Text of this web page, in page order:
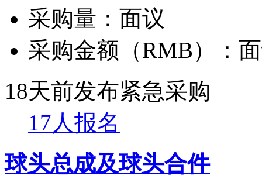
采购量： 面议
采购金额（RMB）：
18天前发布紧急采购
17人报名
球头总成及球头合件